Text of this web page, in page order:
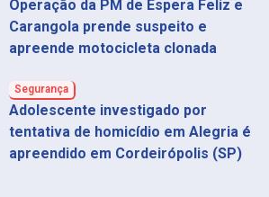
Operação da PM de Espera Feliz e
Carangola prende suspeito e
apreende motocicleta clonada
Segurança
Adolescente investigado por
tentativa de homicídio em Alegria é
apreendido em Cordeirópolis (SP)